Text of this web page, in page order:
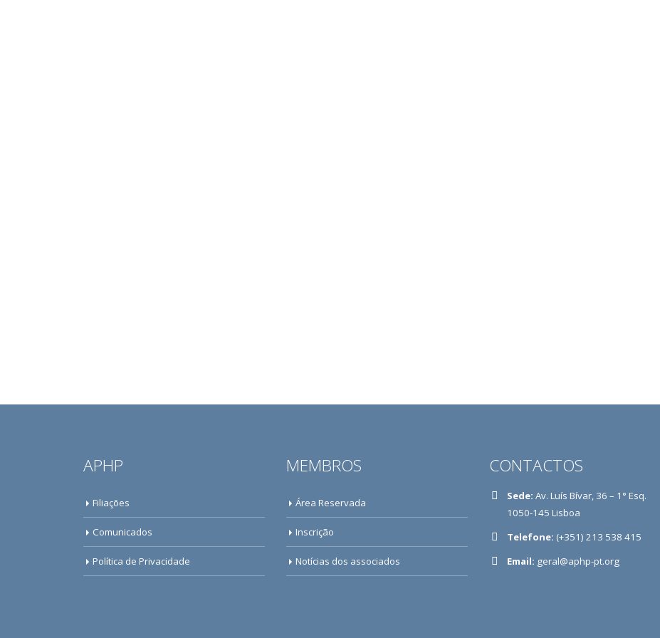
APHP
Filiações
Comunicados
Política de Privacidade
MEMBROS
Área Reservada
Inscrição
Notícias dos associados
CONTACTOS
Sede: Av. Luís Bívar, 36 – 1° Esq.
1050-145 Lisboa
Telefone: (+351) 213 538 415
Email: geral@aphp-pt.org